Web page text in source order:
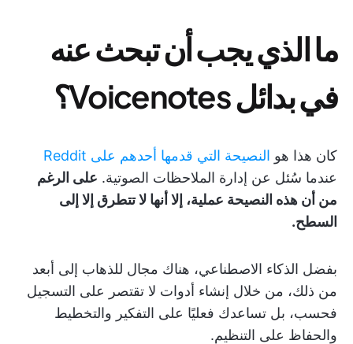
ما الذي يجب أن تبحث عنه
في بدائل Voicenotes؟
كان هذا هو النصيحة التي قدمها أحدهم على Reddit
عندما سُئل عن إدارة الملاحظات الصوتية. على الرغم
من أن هذه النصيحة عملية، إلا أنها لا تتطرق إلا إلى
السطح.
بفضل الذكاء الاصطناعي، هناك مجال للذهاب إلى أبعد
من ذلك، من خلال إنشاء أدوات لا تقتصر على التسجيل
فحسب، بل تساعدك فعليًا على التفكير والتخطيط
والحفاظ على التنظيم.